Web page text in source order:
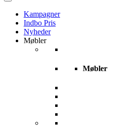
Kampagner
Indbo Pris
Nyheder
Møbler
Møbler